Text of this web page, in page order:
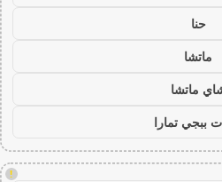
حنا
ماتشا
ماتشا
ببجي تمارا
!